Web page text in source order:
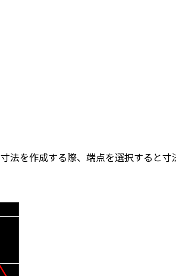
法を作成する際、端点を選択すると寸